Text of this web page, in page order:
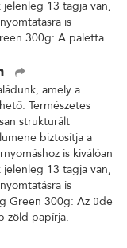
jelenleg 13 tagja van,
is
300g: A paletta
amely a
Természetes
strukturált
biztosítja a
is kiválóan
jelenleg 13 tagja van,
is
Green 300g: Az üde
zöld papírja.